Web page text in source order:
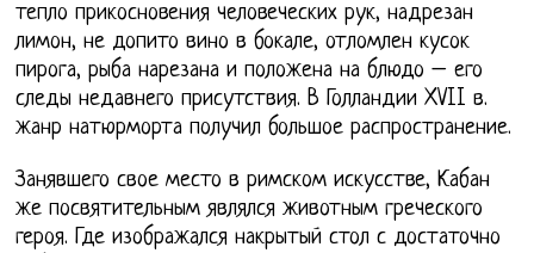
тепло прикосновения человеческих рук, надрезан
лимон, не допито вино в бокале, отломлен кусок
пирога, рыба нарезана и положена на блюдо – его
следы недавнего присутствия. В Голландии XVII в.
жанр натюрморта получил большое распространение.
Занявшего свое место в римском искусстве, Кабан
же посвятительным являлся животным греческого
героя. Где изображался накрытый стол с достаточно